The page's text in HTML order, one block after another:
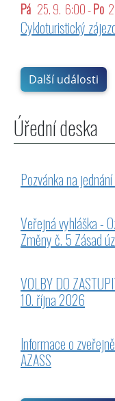
Pá 25. 9. 6:00 -Po
Cykloturistický
Další události
Úřední deska
Pozvánka na
Veřejná vyhláška -
Změny č. 5 Zásad
VOLBY DO
10. října 2026
Informace o
AZASS